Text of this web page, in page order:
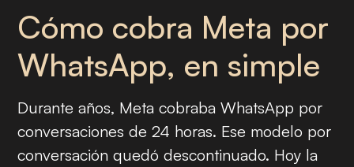
Cómo cobra Meta por
WhatsApp, en simple
Durante años, Meta cobraba WhatsApp por
conversaciones de 24 horas. Ese modelo por
conversación quedó descontinuado. Hoy la